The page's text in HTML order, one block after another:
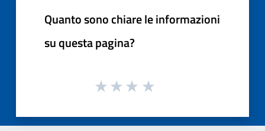
Quanto sono chiare le informazioni
su questa pagina?